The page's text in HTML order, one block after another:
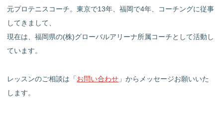
元プロテニスコーチ。東京で13年、福岡で4年、コーチングに従事
してきまして、
現在は、福岡県の(株)グローバルアリーナ所属コーチとして活動し
ています。
レッスンのご相談は「お問い合わせ 」からメッセージお願いいた
します。